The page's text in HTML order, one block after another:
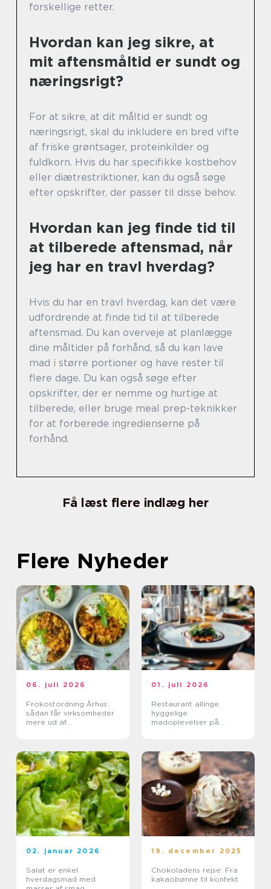
forskellige retter.
Hvordan kan jeg sikre, at
mit aftensmåltid er sundt og
næringsrigt?
For at sikre, at dit måltid er sundt og
næringsrigt, skal du inkludere en bred vifte
af friske grøntsager, proteinkilder og
fuldkorn. Hvis du har specifikke kostbehov
eller diætrestriktioner, kan du også søge
efter opskrifter, der passer til disse behov.
Hvordan kan jeg finde tid til
at tilberede aftensmad, når
jeg har en travl hverdag?
Hvis du har en travl hverdag, kan det være
udfordrende at finde tid til at tilberede
aftensmad. Du kan overveje at planlægge
dine måltider på forhånd, så du kan lave
mad i større portioner og have rester til
flere dage. Du kan også søge efter
opskrifter, der er nemme og hurtige at
tilberede, eller bruge meal prep-teknikker
for at forberede ingredienserne på
forhånd.
Få læst flere indlæg her
Flere Nyheder
06. juli 2026
Frokostordning Århus:
sådan får virksomheder
mere ud af
01. juli 2026
Restaurant allinge
hyggelige
madoplevelser på
02. januar 2026
Salat er enkel
hverdagsmad med
19. december 2025
Chokoladens rejse: Fra
kakaobønne til konfekt